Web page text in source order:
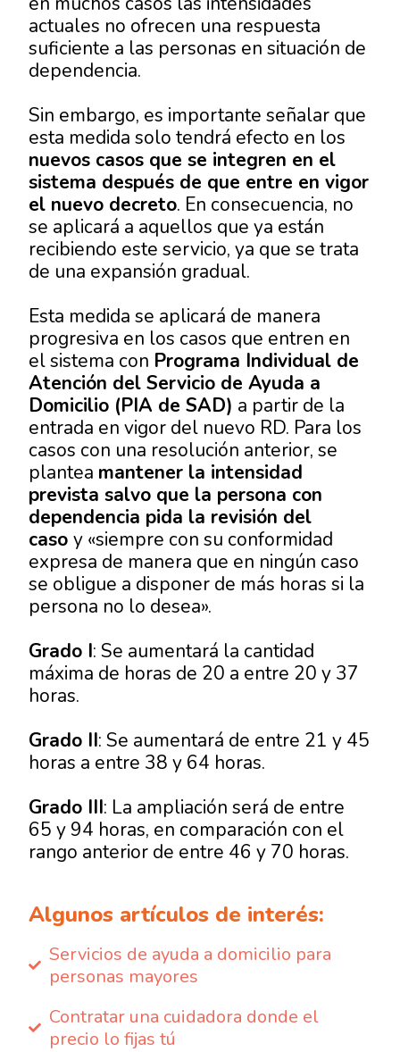
actuales no ofrecen una respuesta
suficiente a las personas en situación de
dependencia.
Sin embargo, es importante señalar que
esta medida solo tendrá efecto en los
nuevos casos que se integren en el
sistema después de que entre en vigor
el nuevo decreto. En consecuencia, no
se aplicará a aquellos que ya están
recibiendo este servicio, ya que se trata
de una expansión gradual.
Esta medida se aplicará de manera
progresiva en los casos que entren en
el sistema con Programa Individual de
Atención del Servicio de Ayuda a
Domicilio (PIA de SAD) a partir de la
entrada en vigor del nuevo RD. Para los
casos con una resolución anterior, se
plantea mantener la intensidad
prevista salvo que la persona con
dependencia pida la revisión del
casoy «siempre con su conformidad
expresa de manera que en ningún caso
se obligue a disponer de más horas si la
persona no lo desea».
Grado I: Se aumentará la cantidad
máxima de horas de 20 a entre 20 y 37
horas.
Grado II: Se aumentará de entre 21 y 45
horas a entre 38 y 64 horas.
Grado III: La ampliación será de entre
65 y 94 horas, en comparación con el
rango anterior de entre 46 y 70 horas.
Algunos artículos de interés:
Servicios de ayuda a domicilio para
personas mayores
Contratar una cuidadora donde el
precio lo fijas tú